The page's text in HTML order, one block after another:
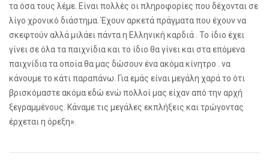
τα όσα τους λέμε. Είναι πολλές οι πληροφορίες που δέχονται σε
λίγο χρονικό διάστημα. Έχουν αρκετά πράγματα που έχουν να
σκεφτούν αλλά μιλάει πάντα η Ελληνική καρδιά . Το ίδιο έχει
γίνει σε όλα τα παιχνίδια και το ίδιο θα γίνει και στα επόμενα
παιχνίδια τα οποία θα μας δώσουν ένα ακόμα κίνητρο . να
κάνουμε το κάτι παραπάνω. Για εμάς είναι μεγάλη χαρά το ότι
βρισκόμαστε ακόμα εδώ ενώ πολλοί μας είχαν από την αρχή
ξεγραμμένους. Κάναμε τις μεγάλες εκπλήξεις και τρώγοντας
έρχεται η όρεξη».